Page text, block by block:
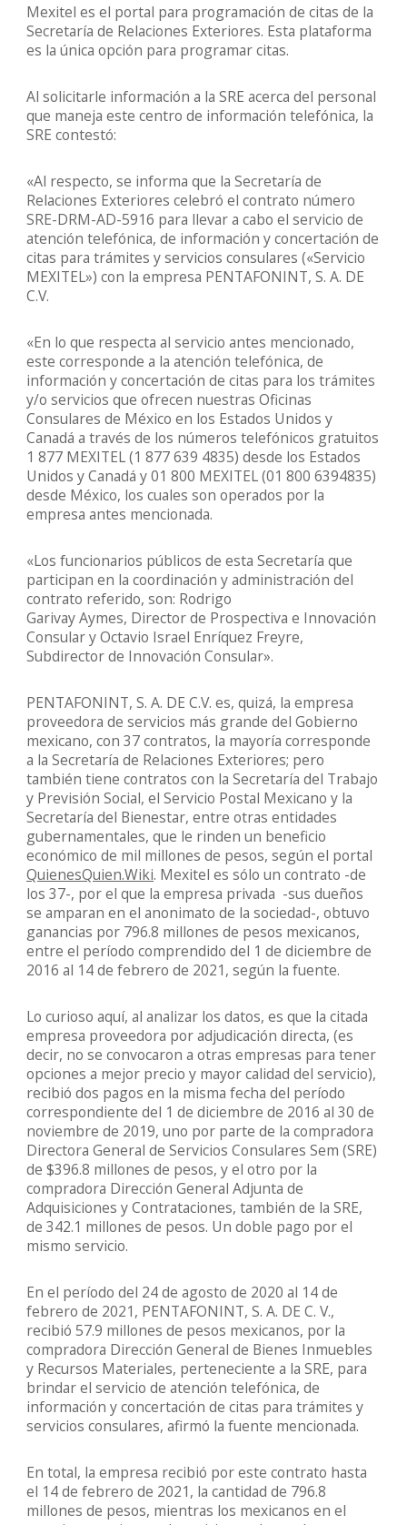
Mexitel es el portal para programación de citas de la
Secretaría de Relaciones Exteriores. Esta plataforma
es la única opción para programar citas.
Al solicitarle información a la SRE acerca del personal
que maneja este centro de información telefónica, la
SRE contestó:
«Al respecto, se informa que la Secretaría de
Relaciones Exteriores celebró el contrato número
SRE-DRM-AD-5916 para llevar a cabo el servicio de
atención telefónica, de información y concertación de
citas para trámites y servicios consulares («Servicio
MEXITEL») con la empresa PENTAFONINT, S. A. DE
C.V.
«En lo que respecta al servicio antes mencionado,
este corresponde a la atención telefónica, de
información y concertación de citas para los trámites
y/o servicios que ofrecen nuestras Oficinas
Consulares de México en los Estados Unidos y
Canadá a través de los números telefónicos gratuitos
1 877 MEXITEL (1 877 639 4835) desde los Estados
Unidos y Canadá y 01 800 MEXITEL (01 800 6394835)
desde México, los cuales son operados por la
empresa antes mencionada.
«Los funcionarios públicos de esta Secretaría que
participan en la coordinación y administración del
contrato referido, son: Rodrigo
Garivay Aymes, Director de Prospectiva e Innovación
Consular y Octavio Israel Enríquez Freyre,
Subdirector de Innovación Consular».
PENTAFONINT, S. A. DE C.V. es, quizá, la empresa
proveedora de servicios más grande del Gobierno
mexicano, con 37 contratos, la mayoría corresponde
a la Secretaría de Relaciones Exteriores; pero
también tiene contratos con la Secretaría del Trabajo
y Previsión Social, el Servicio Postal Mexicano y la
Secretaría del Bienestar, entre otras entidades
gubernamentales, que le rinden un beneficio
económico de mil millones de pesos, según el portal
QuienesQuien.Wiki. Mexitel es sólo un contrato -de
los 37-, por el que la empresa privada -sus dueños
se amparan en el anonimato de la sociedad-, obtuvo
ganancias por 796.8 millones de pesos mexicanos,
entre el período comprendido del 1 de diciembre de
2016 al 14 de febrero de 2021, según la fuente.
Lo curioso aquí, al analizar los datos, es que la citada
empresa proveedora por adjudicación directa, (es
decir, no se convocaron a otras empresas para tener
opciones a mejor precio y mayor calidad del servicio),
recibió dos pagos en la misma fecha del período
correspondiente del 1 de diciembre de 2016 al 30 de
noviembre de 2019, uno por parte de la compradora
Directora General de Servicios Consulares Sem (SRE)
de $396.8 millones de pesos, y el otro por la
compradora Dirección General Adjunta de
Adquisiciones y Contrataciones, también de la SRE,
de 342.1 millones de pesos. Un doble pago por el
mismo servicio.
En el período del 24 de agosto de 2020 al 14 de
febrero de 2021, PENTAFONINT, S. A. DE C. V.,
recibió 57.9 millones de pesos mexicanos, por la
compradora Dirección General de Bienes Inmuebles
y Recursos Materiales, perteneciente a la SRE, para
brindar el servicio de atención telefónica, de
información y concertación de citas para trámites y
servicios consulares, afirmó la fuente mencionada.
En total, la empresa recibió por este contrato hasta
el 14 de febrero de 2021, la cantidad de 796.8
millones de pesos, mientras los mexicanos en el